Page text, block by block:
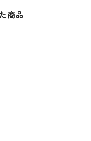
商品